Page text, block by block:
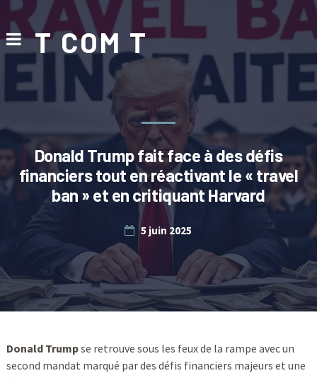
T COM T
Donald Trump fait face à des défis
financiers tout en réactivant le « travel
ban » et en critiquant Harvard
5 juin 2025
Donald Trumpse retrouve sous les feux de la rampe avec un
second mandat marqué par des défis financiers majeurs et une